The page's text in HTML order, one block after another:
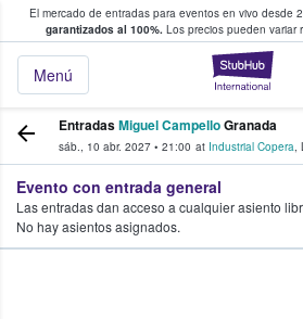
El mercado de entradas para eventos en vivo desde
garantizados al 100%. Los precios pueden variar
Menú
y venta de entradas
EntradasMiguel CampelloGranada
sáb., 10 abr. 2027 • 21:00 at Industrial Copera,
Evento con entrada general
Las entradas dan acceso a cualquier asiento
No hay asientos asignados.